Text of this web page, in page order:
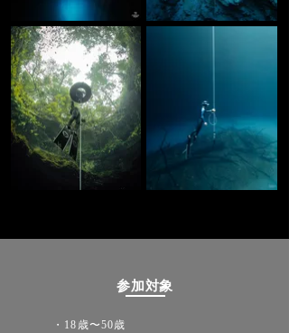
​参加対象
​​・18歳〜50歳